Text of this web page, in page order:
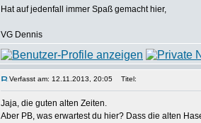
Hat auf jedenfall immer Spaß gemacht hier,
VG Dennis
Verfasst am: 12.11.2013, 20:05 Titel:
Jaja, die guten alten Zeiten.
Aber PB, was erwartest du hier? Dass die alten